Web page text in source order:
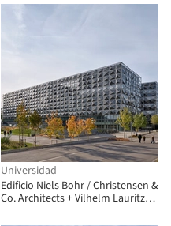
Universidad
Edificio Niels Bohr / Christensen &
Co. Architects + Vilhelm Lauritzen